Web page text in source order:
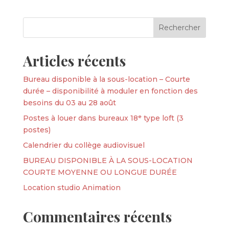
Articles récents
Bureau disponible à la sous-location – Courte
durée – disponibilité à moduler en fonction des
besoins du 03 au 28 août
Postes à louer dans bureaux 18ᵉ type loft (3
postes)
Calendrier du collège audiovisuel
BUREAU DISPONIBLE À LA SOUS-LOCATION
COURTE MOYENNE OU LONGUE DURÉE
Location studio Animation
Commentaires récents